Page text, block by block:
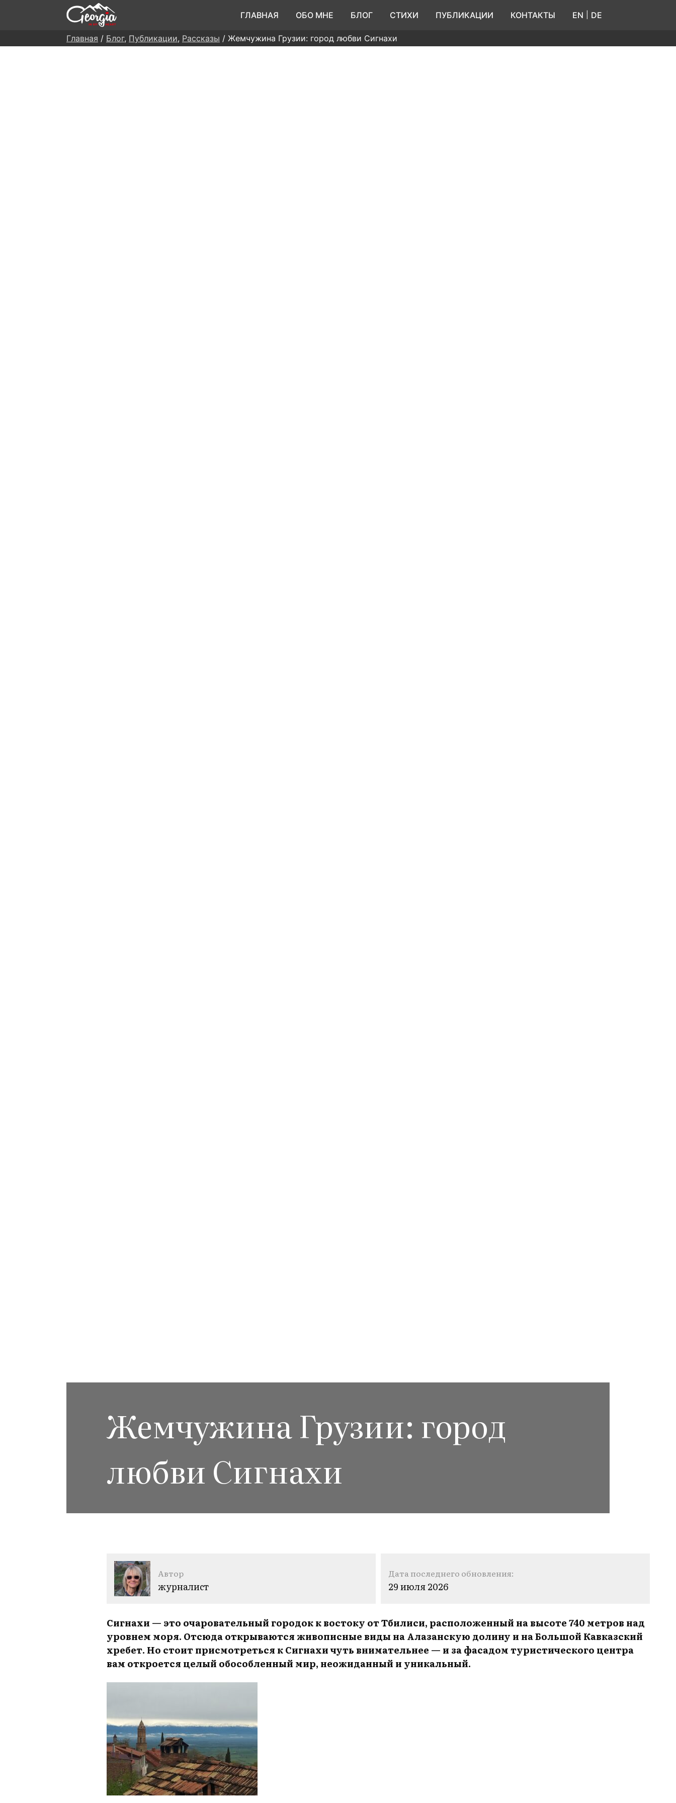
ГЛАВНАЯ ОБО МНЕ БЛОГ СТИХИ ПУБЛИКАЦИИ КОНТАКТЫ EN | DE
Главная / Блог, Публикации, Рассказы / Жемчужина Грузии: город любви Сигнахи
Жемчужина Грузии: город
любви Сигнахи
Автор
журналист
Дата последнего обновления:
29 июля 2026
Сигнахи — это очаровательный городок к востоку от Тбилиси, расположенный на высоте 740 метров над
уровнем моря. Отсюда открываются живописные виды на Алазанскую долину и на Большой Кавказский
хребет. Но стоит присмотреться к Сигнахи чуть внимательнее — и за фасадом туристического центра
вам откроется целый обособленный мир, неожиданный и уникальный.